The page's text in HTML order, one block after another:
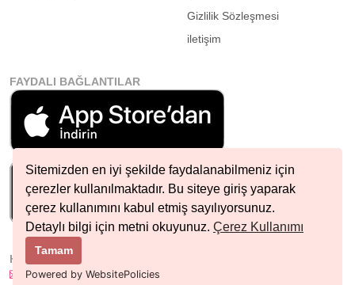
Sitemizden en iyi şekilde faydalanabilmeniz için
çerezler kullanılmaktadır. Bu siteye giriş yaparak
çerez kullanımını kabul etmiş sayılıyorsunuz.
Detaylı bilgi için metni okuyunuz. Çerez Kullanımı
Tamam
Powered by WebsitePolicies
Gizlilik Sözleşmesi
iletişim
FAYDALI BAĞLANTILAR
HIZLI İLETIŞIM
info@nobetcieczane.net